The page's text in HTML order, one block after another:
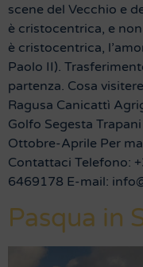
scene del Vecchio e
è cristocentrica, e
è cristocentrica,
Paolo II).
partenza. Cosa
Ragusa Canicattì
Golfo Segesta
Ottobre-Aprile Per
Contattaci Telefono:
6469178 E-mail:
Pasqua in